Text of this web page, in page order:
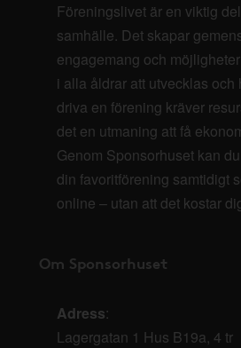
Föreningslivet är en viktig
samhälle. Det skapar
engagemang och
i alla åldrar att utvecklas och
driva en förening kräver
det en utmaning att få
Genom Sponsorhuset kan
din favoritförening samtidigt
online – utan att det kostar
Om Sponsorhuset
Adress:
Lagergatan 1 Hus B19a, 4 tr